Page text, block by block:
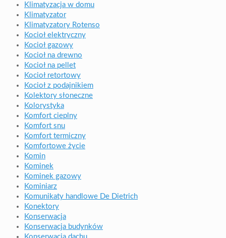
Klimatyzacja w domu
Klimatyzator
Klimatyzatory Rotenso
Kocioł elektryczny
Kocioł gazowy
Kocioł na drewno
Kocioł na pellet
Kocioł retortowy
Kocioł z podajnikiem
Kolektory słoneczne
Kolorystyka
Komfort cieplny
Komfort snu
Komfort termiczny
Komfortowe życie
Komin
Kominek
Kominek gazowy
Kominiarz
Komunikaty handlowe De Dietrich
Konektory
Konserwacja
Konserwacja budynków
Konserwacja dachu